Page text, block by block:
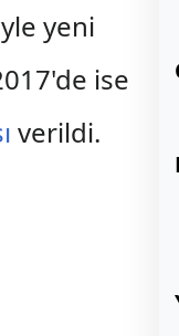
yeni
ise
verildi.